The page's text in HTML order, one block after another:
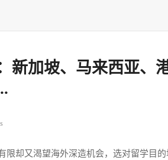
新加坡、马来西亚、
限却又渴望海外深造机会，选对留学目